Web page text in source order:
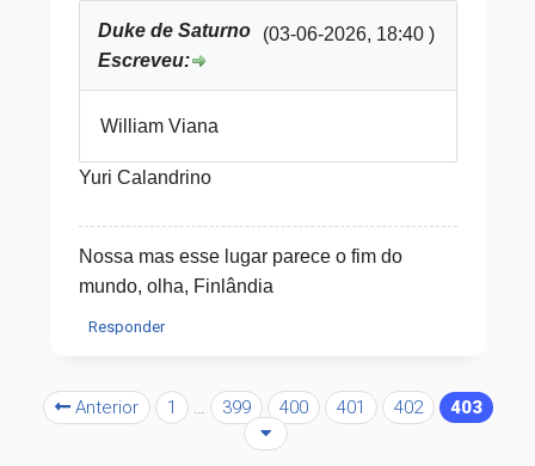
(03-06-2026, 18:40 )
Duke de Saturno
Escreveu:
William Viana
Yuri Calandrino
Nossa mas esse lugar parece o fim do
mundo, olha, Finlândia
Responder
Anterior 1 … 399 400 401 402 403